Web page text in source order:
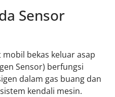
Sensor
bekas keluar asap
Sensor) berfungsi
dalam gas buang dan
kendali mesin.